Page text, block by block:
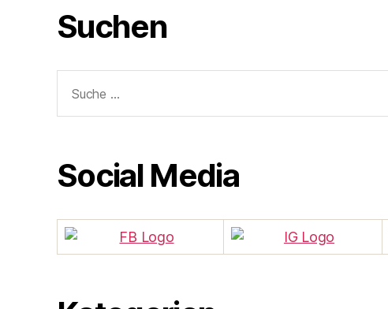
Suchen
nach:
Social Media